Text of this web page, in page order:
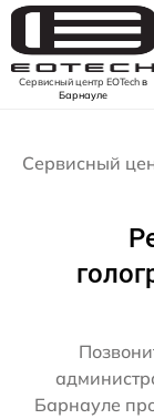
Сервисный центр EOTechв
Барнауле
Сервисный
Барнауле